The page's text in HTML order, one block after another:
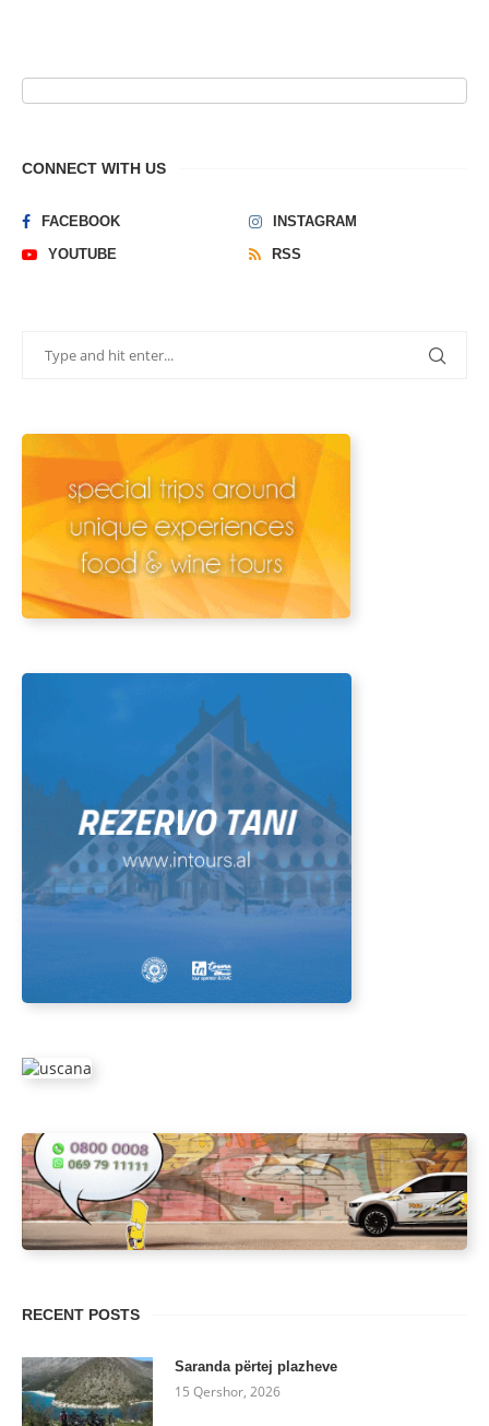
CONNECT WITH US
FACEBOOK
INSTAGRAM
YOUTUBE
RSS
RECENT POSTS
Saranda përtej plazheve
15 Qershor, 2026